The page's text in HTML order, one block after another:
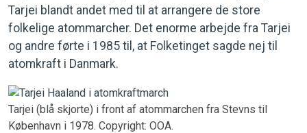
Tarjei blandt andet med til at arrangere de store
folkelige atommarcher. Det enorme arbejde fra Tarjei
og andre førte i 1985 til, at Folketinget sagde nej til
atomkraft i Danmark.
Tarjei (blå skjorte) i front af atommarchen fra Stevns til
København i 1978. Copyright: OOA.